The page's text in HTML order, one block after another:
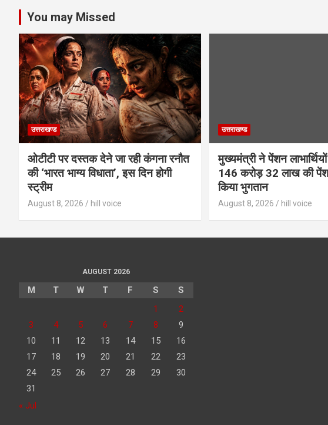
You may Missed
उत्तराखण्ड
ओटीटी पर दस्तक देने जा रही कंगना रनौत
की ‘भारत भाग्य विधाता’, इस दिन होगी
स्ट्रीम
August 8, 2026 hill voice
उत्तराखण्ड
मुख्यमंत्री ने पेंशन
146 करोड़ 32 लाख की
किया भुगतान
August 8, 2026 hill voice
AUGUST 2026
M T W T F S
S
1
2
3
4 5 6 7 8
9
10
11 12 13 14 15
16
17
18 19 20 21 22
23
24
25 26 27 28 29
30
31
« Jul